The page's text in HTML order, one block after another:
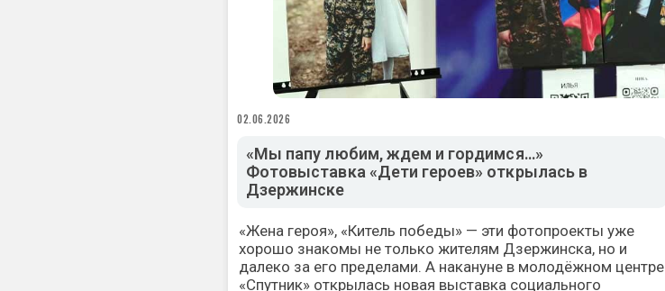
02.06.2026
«Мы папу любим, ждем и гордимся…»
Фотовыставка «Дети героев» открылась в
Дзержинске
«Жена героя», «Китель победы» — эти фотопроекты уже
хорошо знакомы не только жителям Дзержинска, но и
далеко за его пределами. А накануне в молодёжном центре
«Спутник» открылась новая выставка социального